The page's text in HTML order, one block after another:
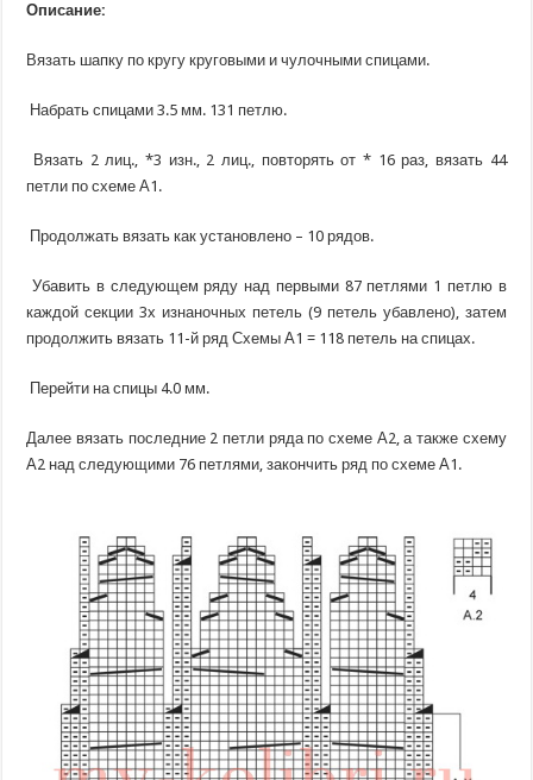
Описание:
Вязать шапку по кругу круговыми и чулочными спицами.
Набрать спицами 3.5 мм. 131 петлю.
Вязать 2 лиц., *3 изн., 2 лиц., повторять от * 16 раз, вязать 44
петли по схеме А1.
Продолжать вязать как установлено – 10 рядов.
Убавить в следующем ряду над первыми 87 петлями 1 петлю в
каждой секции 3х изнаночных петель (9 петель убавлено), затем
продолжить вязать 11-й ряд Схемы А1 = 118 петель на спицах.
Перейти на спицы 4.0 мм.
Далее вязать последние 2 петли ряда по схеме А2, а также схему
А2 над следующими 76 петлями, закончить ряд по схеме А1.